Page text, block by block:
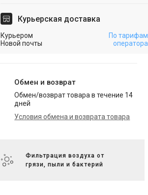
Курьерская доставка
Курьером
Новой почты
По тарифам
оператора
Обмен и возврат
Обмен/возврат товара в течение 14
дней
Условия обмена и возврата товара
Фильтрация воздуха от
грязи, пыли и бактерий